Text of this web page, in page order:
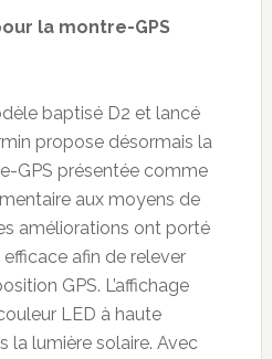
la montre-GPS
baptisé D2 et lancé
propose désormais la
GPS présentée comme
aux moyens de
améliorations ont porté
afin de relever
GPS. L’affichage
LED à haute
la lumière solaire. Avec